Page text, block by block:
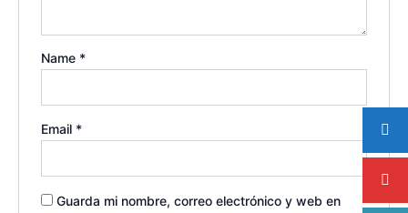
Name *
Email *
Guarda mi nombre, correo electrónico y web en